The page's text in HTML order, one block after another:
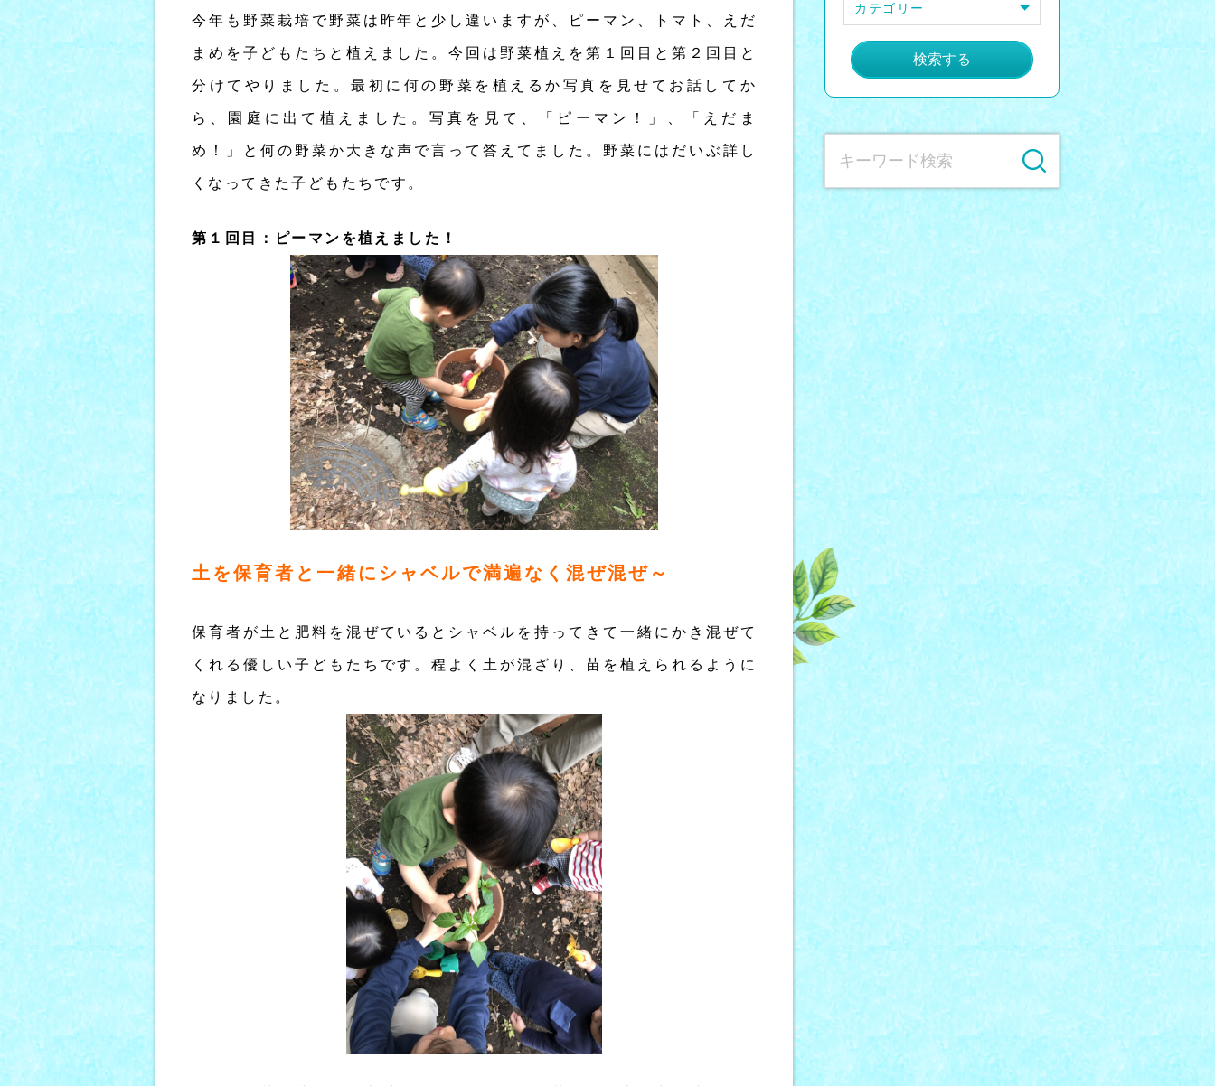
今年も野菜栽培で野菜は昨年と少し違いますが、ピーマン、トマト、えだ
まめを子どもたちと植えました。今回は野菜植えを第１回目と第２回目と
分けてやりました。最初に何の野菜を植えるか写真を見せてお話してか
ら、園庭に出て植えました。写真を見て、「ピーマン！」、「えだま
め！」と何の野菜か大きな声で言って答えてました。野菜にはだいぶ詳し
くなってきた子どもたちです。
第１回目：ピーマンを植えました！
土を保育者と一緒にシャベルで満遍なく混ぜ混ぜ～
保育者が土と肥料を混ぜているとシャベルを持ってきて一緒にかき混ぜて
くれる優しい子どもたちです。程よく土が混ざり、苗を植えられるように
なりました。
カテゴリー